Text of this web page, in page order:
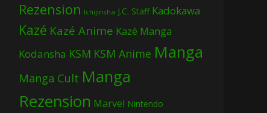
Rezension Ichijinsha J.C. Staff Kadokawa
Kazé Kazé Anime Kazé Manga
Kodansha KSM KSM Anime Manga
Manga Cult Manga
Rezension Marvel Nintendo